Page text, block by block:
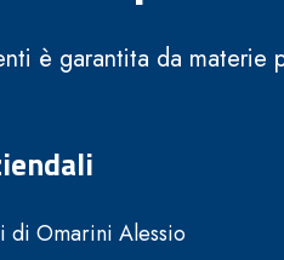
è garantita da
di Omarini Alessio